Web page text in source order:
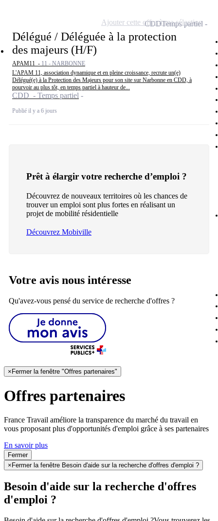
Délégué / Déléguée à la protection
des majeurs (H/F)
APAM11 - 11 - NARBONNE
L'APAM 11, association dynamique et en pleine croissance, recrute un(e)
Délégué(e) à la Protection des Majeurs pour son site sur Narbonne en CDD, à
pourvoir au plus tôt, en temps partiel à hauteur de...
CDD - Temps partiel
Publié il y a 6 jours
CDDTemps partiel
Ajouter cette offre à ma sélection
Prêt à élargir votre recherche d’emploi ?
Découvrez de nouveaux territoires où les chances de
trouver un emploi sont plus fortes en réalisant un
projet de mobilité résidentielle
Découvrez Mobiville
Votre avis nous intéresse
Qu'avez-vous pensé du service de recherche d'offres ?
× Fermer la fenêtre "Offres partenaires"
Offres partenaires
France Travail améliore la transparence du marché du travail en
vous proposant plus d'opportunités d'emploi grâce à ses partenaires
En savoir plus
Fermer
× Fermer la fenêtre Besoin d'aide sur la recherche d'offres d'emploi ?
Besoin d'aide sur la recherche d'offres
d'emploi ?